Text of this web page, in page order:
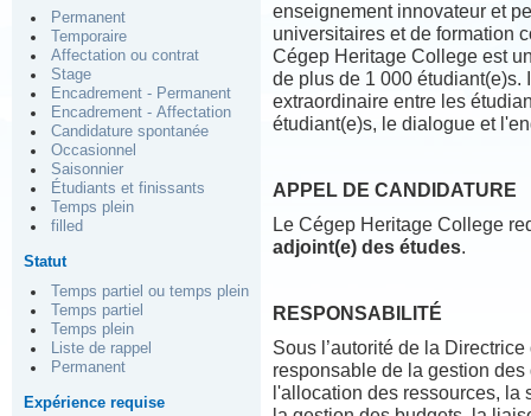
Permanent
Temporaire
Affectation ou contrat
Stage
Encadrement - Permanent
Encadrement - Affectation
Candidature spontanée
Occasionnel
Saisonnier
Étudiants et finissants
Temps plein
filled
Statut
Temps partiel ou temps plein
Temps partiel
Temps plein
Liste de rappel
Permanent
Expérience requise
enseignement innovateur et
universitaires et de formation
Cégep Heritage College est
de plus de 1 000 étudiant(e)s.
extraordinaire entre les
étudiant(e)s, le dialogue et
APPEL DE CANDIDATURE
Le Cégep Heritage College
adjoint(e) des études.
RESPONSABILITÉ
Sous l’autorité de la
responsable de la gestion
l'allocation des ressources,